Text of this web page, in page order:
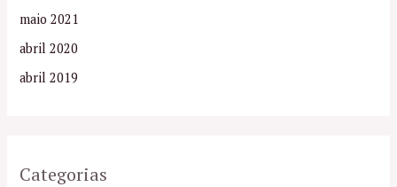
maio 2021
abril 2020
abril 2019
Categorias